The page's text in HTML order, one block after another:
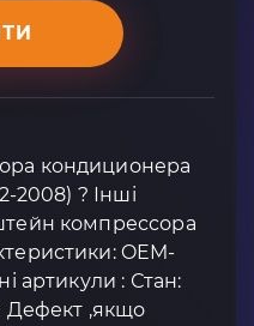
кондиционера
2008) ? Інші
компрессора
OEM-
артикули : Стан:
Дефект ,якщо